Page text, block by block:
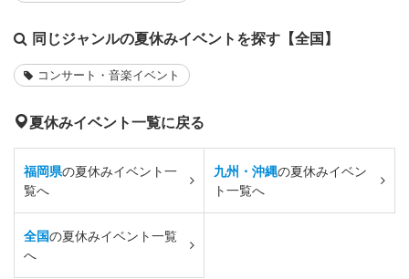
同じジャンルの夏休みイベントを探す【全国】
コンサート・音楽イベント
夏休みイベント一覧に戻る
福岡県の夏休みイベント一
覧へ
九州・沖縄の夏休みイベン
ト一覧へ
全国の夏休みイベント一覧
へ